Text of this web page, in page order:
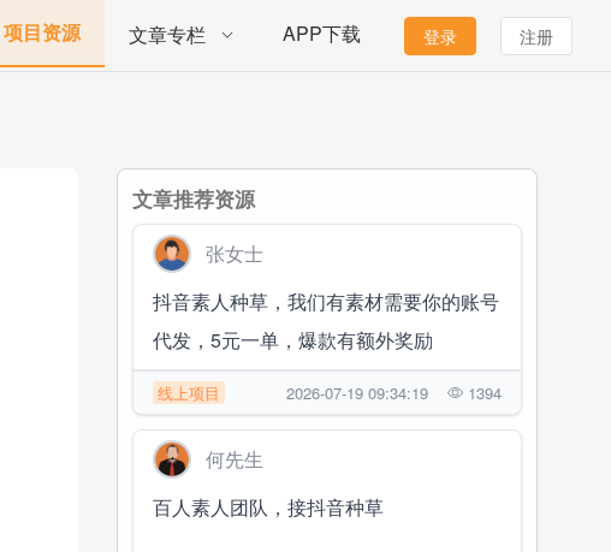
项目资源 文章专栏 APP下载 登录 注册
文章推荐资源
张女士
抖音素人种草，我们有素材需要你的账号
代发，5元一单，爆款有额外奖励
线上项目 2026-07-19 09:34:19 1394
何先生
百人素人团队，接抖音种草